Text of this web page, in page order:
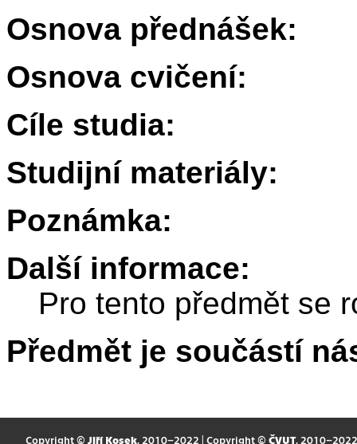
Osnova přednášek:
Osnova cvičení:
Cíle studia:
Studijní materiály:
Poznámka:
Další informace:
Pro tento předmět se
Předmět je součástí
Copyright © Jiří Kosek, 2010–2022 | Copyright © ČVUT, 2010–2022